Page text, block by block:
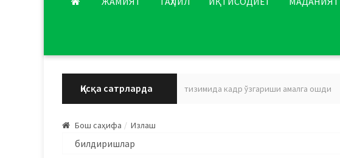
Қисқа сатрларда
Наманган вилояти соғлиқни сақлаш тизимида кадр ўзгариши амалга ошди
Бош саҳифа Излаш